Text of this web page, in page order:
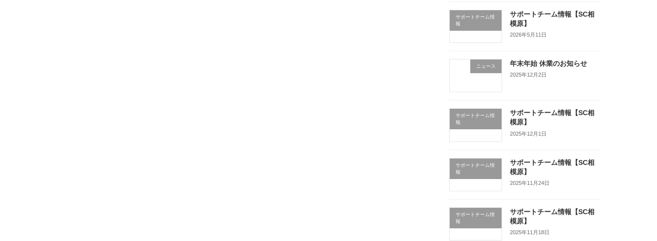
サポートチーム情
報
サポートチーム情報【SC相
模原】
2026年5月11日
ニュース 年末年始 休業のお知らせ
2025年12月2日
サポートチーム情
報
サポートチーム情報【SC相
模原】
2025年12月1日
サポートチーム情
報
サポートチーム情報【SC相
模原】
2025年11月24日
サポートチーム情
報
サポートチーム情報【SC相
模原】
2025年11月18日